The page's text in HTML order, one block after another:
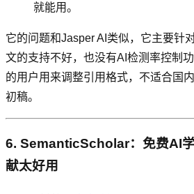
就能用。
它的问题和Jasper AI类似，它主要针
文的支持不好，也没有AI检测率控制
的用户用来调整引用格式，不适合国
初稿。
6. SemanticScholar：免费AI
献太好用